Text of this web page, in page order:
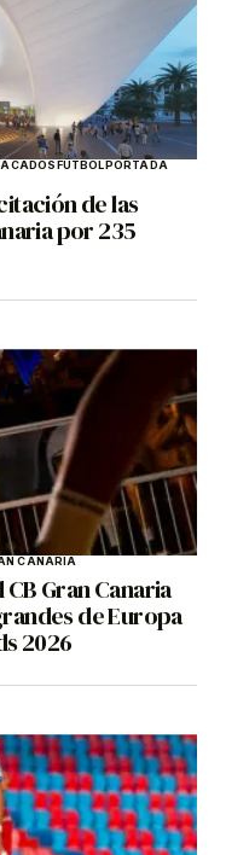
FÚTBOLPORTADA
de las
por 235
CANARIA
Gran Canaria
de Europa
2026